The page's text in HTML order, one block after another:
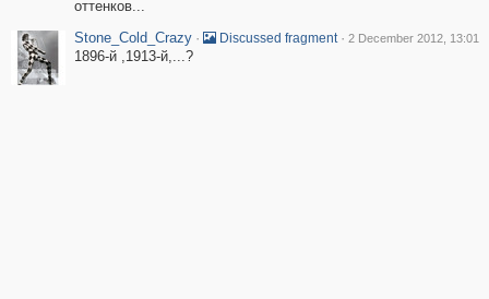
оттенков...
Stone_Cold_Crazy · Discussed fragment · 2 December 2012, 13:01
1896-й ,1913-й,...?